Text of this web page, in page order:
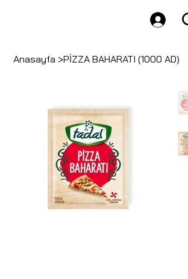
Anasayfa >PİZZA BAHARATI (1000 AD)